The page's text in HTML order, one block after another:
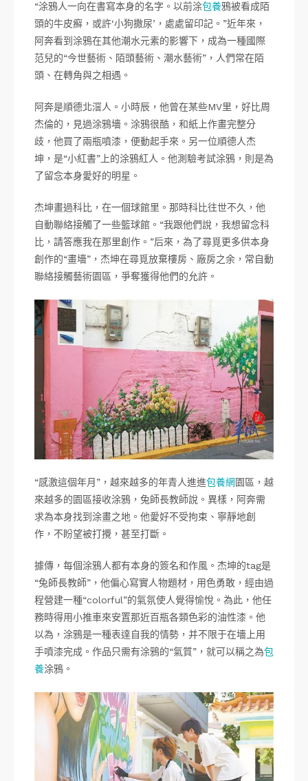
“涂鴉人一向在書寫本身的名字。以前涂包養鴉被看成陌
頭的牛皮癬，或許‘小狗撒尿’，處處留印記。”近年來，
阿奔看到涂鴉在其他潮水元素的影響下，成為一種國際
范兒的“今世藝術、陌頭藝術、潮水藝術”，人們常在陌
頭、在轉角與之相遇。
阿奔是順德北滘人。小時辰，他曾在某些MV里，好比周
杰倫的，見過涂鴉墻。涂鴉很酷，和紙上作畫完整分
歧，他買了兩瓶噴漆，便動起手來。另一位順德人杰
坤，是“小紅書”上的涂鴉紅人。他測驗考試涂鴉，則是為
了留念本身愛好的明星。
杰坤畫過科比，在一個球館里。那時科比往世不久，他
自動聯絡接觸了一些籃球館。“我跟他們說，我想留念科
比，請答應我在那里創作。”后來，為了尋覓更多供本身
創作的“畫墻”，杰坤在尋覓放棄樓房、廠房之余，常自動
聯絡接觸藝術園區，爭奪獲得他們的允許。
“感激這個年月”，越來越多的年青人進進包養網園區，越
來越多的園區接收涂鴉，兔師長教師說。異樣，阿奔需
求為本身找到涂畫之地。他愛好不受拘束、寧靜地創
作，不盼望被打攪，甚至打斷。
據傳，每個涂鴉人都有本身的簽名和作風。杰坤的tag是
“兔師長教師”，他偏心寫實人物題材，用色勇敢，經由過
程營建一種“colorful”的氣氛使人覺得愉悅。為此，他任
務時得用小推車來安置那近百瓶各類色彩的油性漆。他
以為，涂鴉是一種表達自我的情勢，并不限于在墻上用
手噴漆完成。作品只需有涂鴉的“氣質”，就可以稱之為包
養涂鴉。